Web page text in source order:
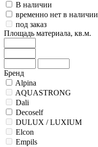
В наличии
временно нет в наличии
под заказ
Площадь материала, кв.м.
Бренд
Alpina
AQUASTRONG
Dali
Decoself
DULUX / LUXIUM
Elcon
Empils